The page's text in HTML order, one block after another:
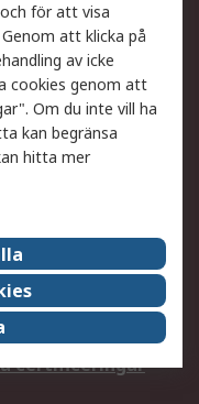
av varor
din order
med RS-konto
Centre
certificeringar
för att visa
att klicka på
av icke
cookies genom att
Om du inte vill ha
kan begränsa
hitta mer